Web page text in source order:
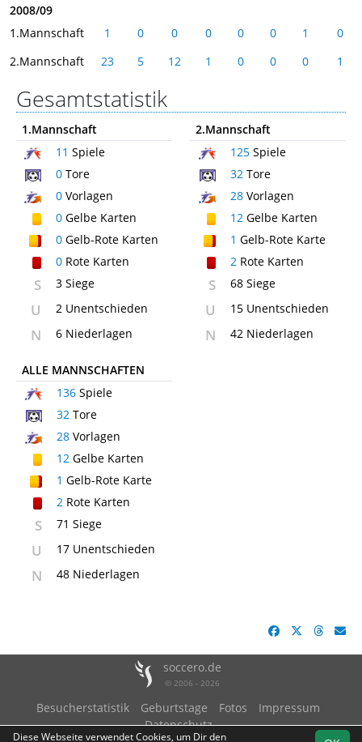
2008/09
1.Mannschaft
1 0 0 0 0 0 1
0
2.Mannschaft
23 5 12 1 0 0 0 1
Gesamtstatistik
1.Mannschaft
11 Spiele
0 Tore
0 Vorlagen
0 Gelbe Karten
0 Gelb-Rote Karten
0 Rote Karten
S 3 Siege
U 2 Unentschieden
N 6 Niederlagen
2.Mannschaft
125Spiele
32Tore
28Vorlagen
12Gelbe Karten
1 Gelb-Rote Karte
2Rote Karten
S 68 Siege
U 15 Unentschieden
N 42 Niederlagen
ALLE MANNSCHAFTEN
136 Spiele
32 Tore
28 Vorlagen
12 Gelbe Karten
1 Gelb-Rote Karte
2 Rote Karten
S 71 Siege
U 17 Unentschieden
N 48 Niederlagen
soccero.de
© 2006 - 2026
Besucherstatistik Geburtstage Fotos
Impressum
Datenschutz
Diese Webseite verwendet Cookies, um Dir den